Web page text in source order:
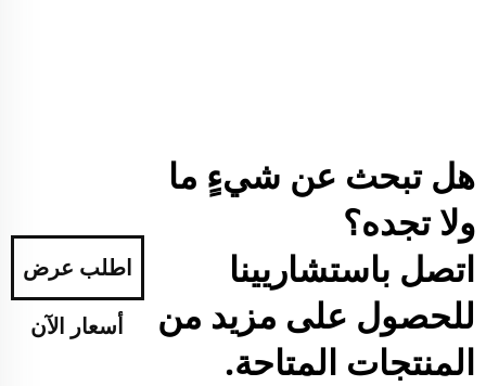
هل تبحث عن شيءٍ ما
ولا تجده؟
اتصل باستشاريينا
للحصول على مزيد من
المنتجات المتاحة.
اطلب عرض
أسعار الآن